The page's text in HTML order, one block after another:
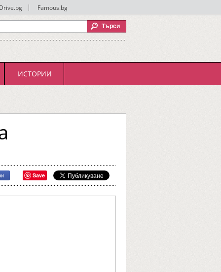
Famous.bg
ИСТОРИИ
Save